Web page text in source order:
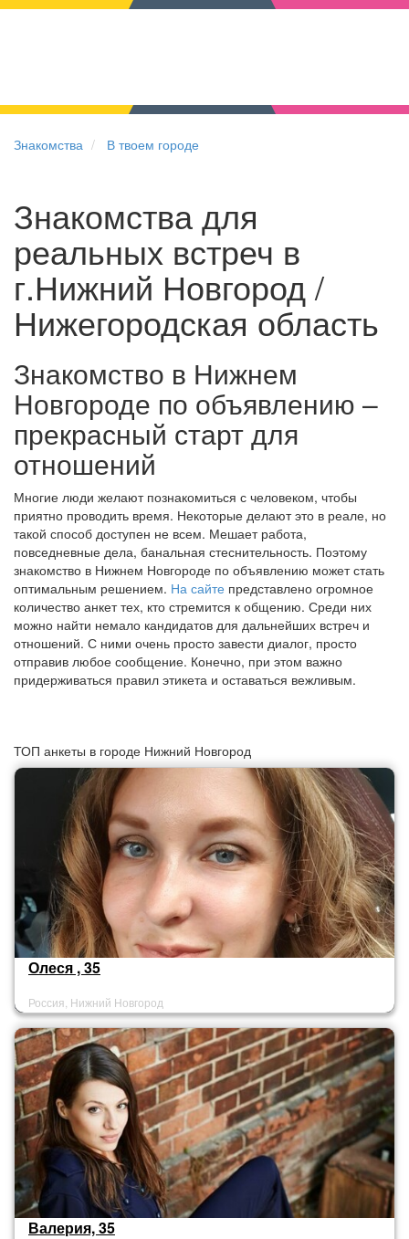
Знакомства В твоем городе
Знакомства для
реальных встреч в
г.Нижний Новгород /
Нижегородская область
Знакомство в Нижнем
Новгороде по объявлению –
прекрасный старт для
отношений
Многие люди желают познакомиться с человеком, чтобы
приятно проводить время. Некоторые делают это в реале, но
такой способ доступен не всем. Мешает работа,
повседневные дела, банальная стеснительность. Поэтому
знакомство в Нижнем Новгороде по объявлению может стать
оптимальным решением. На сайте представлено огромное
количество анкет тех, кто стремится к общению. Среди них
можно найти немало кандидатов для дальнейших встреч и
отношений. С ними очень просто завести диалог, просто
отправив любое сообщение. Конечно, при этом важно
придерживаться правил этикета и оставаться вежливым.
ТОП анкеты в городе Нижний Новгород
Олеся , 35
Россия, Нижний Новгород
Валерия, 35